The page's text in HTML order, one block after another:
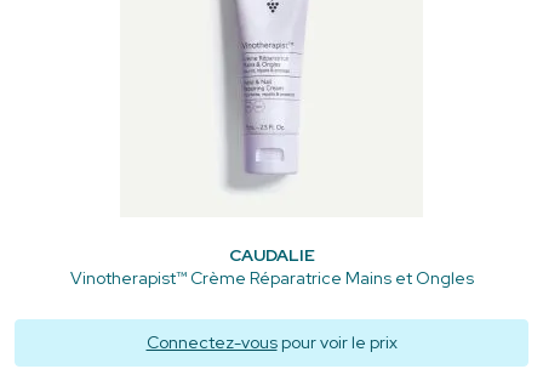
CAUDALIE
Vinotherapist™ Crème Réparatrice Mains et Ongles
Connectez-vouspour voir le prix